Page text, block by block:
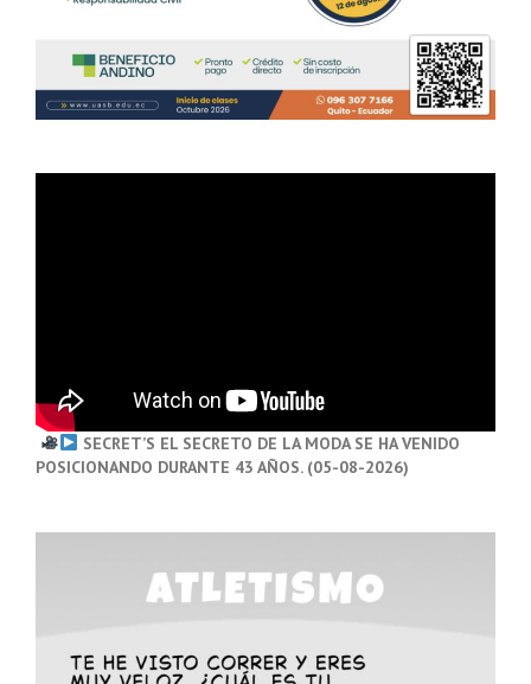
SECRET’S EL SECRETO DE LA MODA SE HA VENIDO
POSICIONANDO DURANTE 43 AÑOS. (05-08-2026)